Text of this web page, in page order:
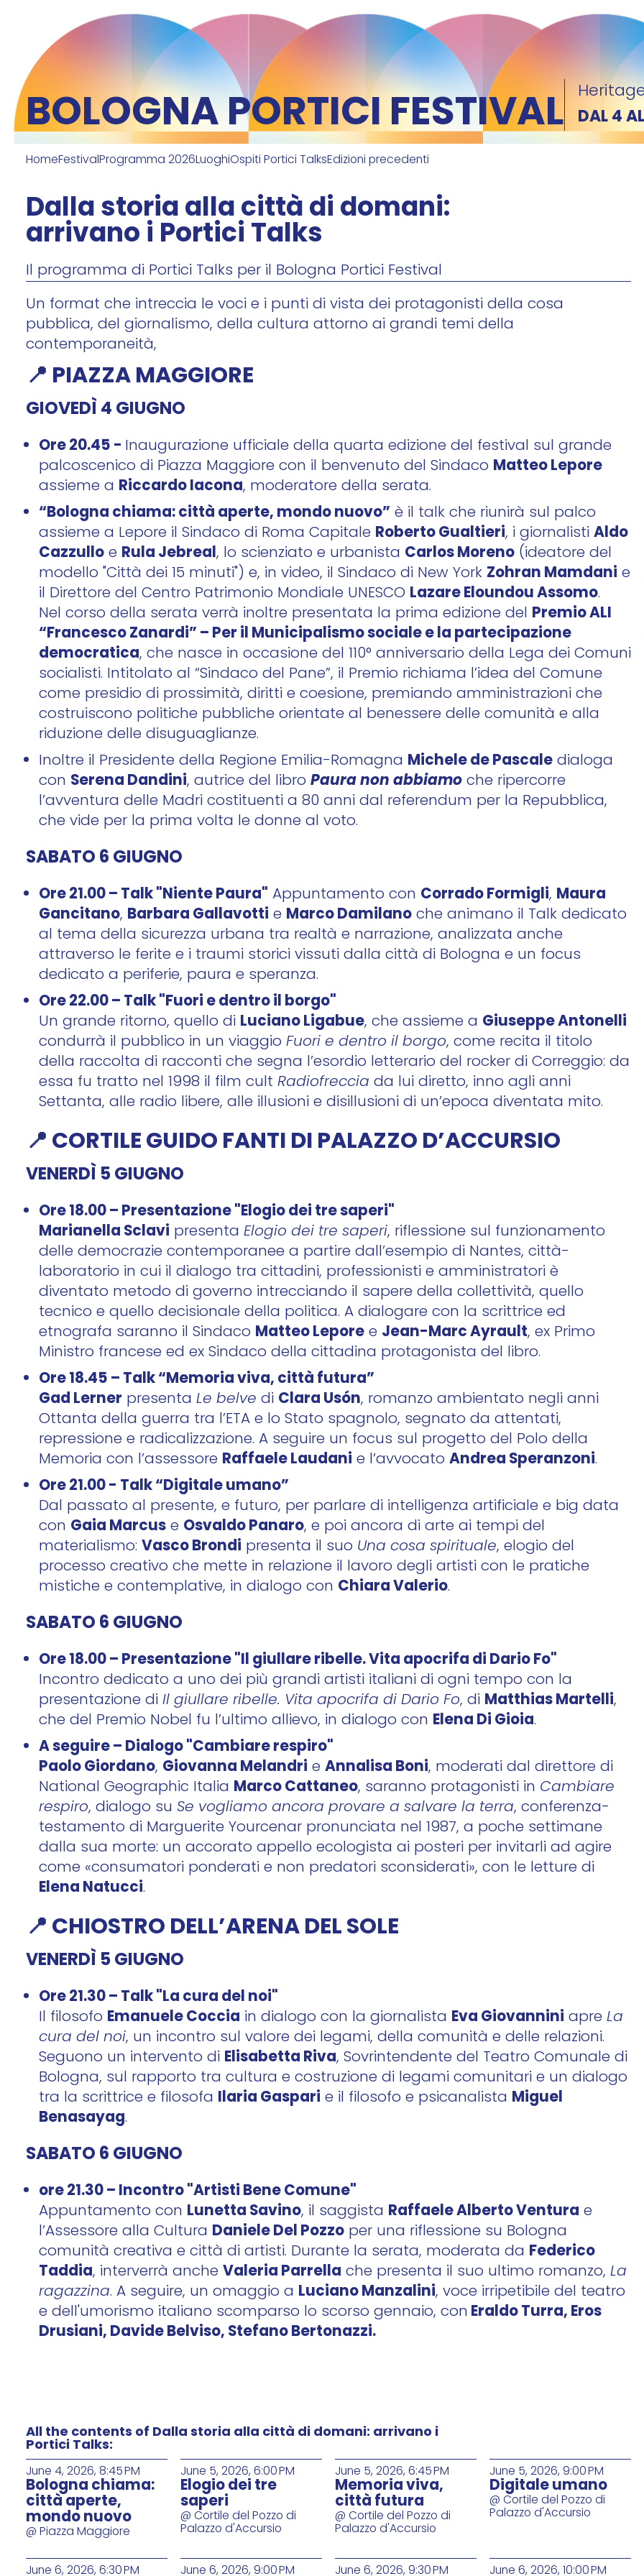
BOLOGNA PORTICI FESTIVAL DAL 4
HomeFestivalProgramma 2026LuoghiOspiti Portici TalksEdizioni precedenti
Dalla storia alla città di domani:
arrivano i Portici Talks
Il programma di Portici Talks per il Bologna Portici Festival
Un format che intreccia le voci e i punti di vista dei protagonisti della cosa
pubblica, del giornalismo, della cultura attorno ai grandi temi della
contemporaneità,
📍 PIAZZA MAGGIORE
GIOVEDÌ 4 GIUGNO
Ore 20.45 - Inaugurazione ufficiale della quarta edizione del festival sul grande
palcoscenico di Piazza Maggiore con il benvenuto del Sindaco Matteo Lepore
assieme a Riccardo Iacona, moderatore della serata.
“Bologna chiama: città aperte, mondo nuovo” è il talk che riunirà sul palco
assieme a Lepore il Sindaco di Roma Capitale Roberto Gualtieri, i giornalistiAldo
Cazzulloe Rula Jebreal, lo scienziato e urbanista Carlos Moreno (ideatore del
modello "Città dei 15 minuti") e, in video, il Sindaco di New York Zohran Mamdani e
il Direttore del Centro Patrimonio Mondiale UNESCO Lazare Eloundou Assomo.
Nel corso della serata verrà inoltre presentata la prima edizione del Premio ALI
“Francesco Zanardi” – Per il Municipalismo sociale e la partecipazione
democratica, che nasce in occasione del 110° anniversario della Lega dei Comuni
socialisti. Intitolato al “Sindaco del Pane”, il Premio richiama l’idea del Comune
come presidio di prossimità, diritti e coesione, premiando amministrazioni che
costruiscono politiche pubbliche orientate al benessere delle comunità e alla
riduzione delle disuguaglianze.
Inoltre il Presidente della Regione Emilia-Romagna Michele de Pascaledialoga
con Serena Dandini, autrice del libro Paura non abbiamoche ripercorre
l’avventura delle Madri costituenti a 80 anni dal referendum per la Repubblica,
che vide per la prima volta le donne al voto.
SABATO 6 GIUGNO
Ore 21.00 – Talk "Niente Paura" Appuntamento con Corrado Formigli, Maura
Gancitano, Barbara Gallavotti e Marco Damilanoche animano il Talk dedicato
al tema della sicurezza urbana tra realtà e narrazione, analizzata anche
attraverso le ferite e i traumi storici vissuti dalla città di Bologna e un focus
dedicato a periferie, paura e speranza.
Ore 22.00 – Talk "Fuori e dentro il borgo"
Un grande ritorno, quello di Luciano Ligabue, che assieme a Giuseppe Antonelli
condurrà il pubblico in un viaggio Fuori e dentro il borgo, come recita il titolo
della raccolta di racconti che segna l’esordio letterario del rocker di Correggio: da
essa fu tratto nel 1998 il film cult Radiofreccia da lui diretto, inno agli anni
Settanta, alle radio libere, alle illusioni e disillusioni di un’epoca diventata mito.
📍 CORTILE GUIDO FANTI DI PALAZZO D’ACCURSIO
VENERDÌ 5 GIUGNO
Ore 18.00 – Presentazione "Elogio dei tre saperi"
Marianella Sclavi presenta Elogio dei tre saperi, riflessione sul funzionamento
delle democrazie contemporanee a partire dall’esempio di Nantes, città-
laboratorio in cui il dialogo tra cittadini, professionisti e amministratori è
diventato metodo di governo intrecciando il sapere della collettività, quello
tecnico e quello decisionale della politica. A dialogare con la scrittrice ed
etnografa saranno il Sindaco Matteo Leporee Jean-Marc Ayrault, ex Primo
Ministro francese ed ex Sindaco della cittadina protagonista del libro.
Ore 18.45 – Talk“Memoria viva, città futura”
Gad Lerner presenta Le belve di Clara Usón, romanzo ambientato negli anni
Ottanta della guerra tra l’ETA e lo Stato spagnolo, segnato da attentati,
repressione e radicalizzazione. A seguire un focus sul progetto del Polo della
Memoria con l’assessore Raffaele Laudani e l’avvocato Andrea Speranzoni.
Ore 21.00 - Talk “Digitale umano”
Dal passato al presente, e futuro, per parlare di intelligenza artificiale e big data
con Gaia Marcuse Osvaldo Panaro, e poi ancora di arte ai tempi del
materialismo: Vasco Brondi presenta il suo Una cosa spirituale, elogio del
processo creativo che mette in relazione il lavoro degli artisti con le pratiche
mistiche e contemplative, in dialogo con Chiara Valerio.
SABATO 6 GIUGNO
Ore 18.00 – Presentazione "Il giullare ribelle. Vita apocrifa di Dario Fo"
Incontro dedicato a uno dei più grandi artisti italiani di ogni tempo con la
presentazione diIl giullare ribelle. Vita apocrifa di Dario Fo, di Matthias Martelli,
che del Premio Nobel fu l’ultimo allievo, in dialogo con Elena Di Gioia.
A seguire – Dialogo "Cambiare respiro"
Paolo Giordano, Giovanna Melandri eAnnalisa Boni, moderati dal direttore di
National Geographic Italia Marco Cattaneo, saranno protagonisti in Cambiare
respiro, dialogo su Se vogliamo ancora provare a salvare la terra, conferenza-
testamento di Marguerite Yourcenar pronunciata nel 1987, a poche settimane
dalla sua morte: un accorato appello ecologista ai posteri per invitarli ad agire
come «consumatori ponderati e non predatori sconsiderati», con le letture di
Elena Natucci.
📍 CHIOSTRO DELL’ARENA DEL SOLE
VENERDÌ 5 GIUGNO
Ore 21.30 – Talk "La cura del noi"
Il filosofo Emanuele Coccia in dialogo con la giornalista Eva Giovannini apreLa
cura del noi, un incontro sul valore dei legami, della comunità e delle relazioni.
Seguono un intervento di Elisabetta Riva, Sovrintendente del Teatro Comunale di
Bologna, sul rapporto tra cultura e costruzione di legami comunitari e un dialogo
tra la scrittrice e filosofa Ilaria Gaspari e il filosofo e psicanalista Miguel
Benasayag.
SABATO 6 GIUGNO
ore 21.30 – Incontro "Artisti Bene Comune"
Appuntamento con Lunetta Savino, il saggista Raffaele Alberto Ventura e
l’Assessore alla Cultura Daniele Del Pozzo per una riflessione su Bologna
comunità creativa e città di artisti. Durante la serata, moderata da Federico
Taddia, interverrà ancheValeria Parrella che presenta il suo ultimo romanzo, La
ragazzina. A seguire, un omaggio a Luciano Manzalini, voce irripetibile del teatro
e dell'umorismo italiano scomparso lo scorso gennaio, conEraldo Turra, Eros
Drusiani, Davide Belviso, Stefano Bertonazzi.
All the contents of Dalla storia alla città di domani: arrivano i
Portici Talks:
June 4, 2026, 8:45 PM
Bologna chiama:
città aperte,
mondo nuovo
@ Piazza Maggiore
June 5, 2026, 6:00 PM
Elogio dei tre
saperi
@ Cortile del Pozzo di
Palazzo d'Accursio
June 5, 2026, 6:45 PM
Memoria viva,
città futura
@ Cortile del Pozzo di
Palazzo d'Accursio
June 5, 2026, 9:00 PM
Digitale umano
@ Cortile del Pozzo di
Palazzo d'Accursio
June 6, 2026, 6:30 PM
June 6, 2026, 9:00 PM June 6, 2026, 9:30 PM June 6, 2026, 10:00 PM